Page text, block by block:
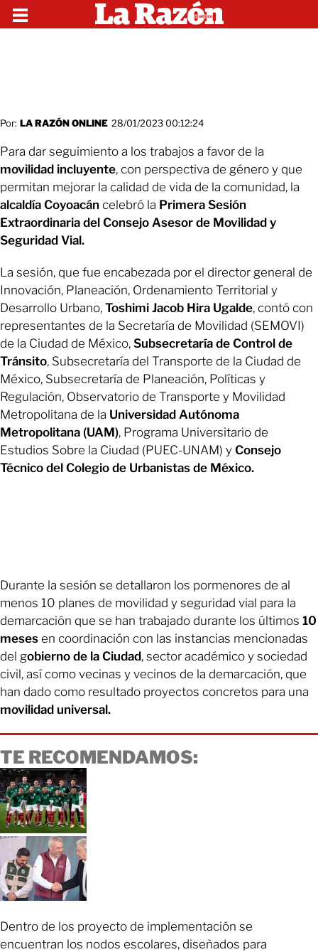
Por: LA RAZÓN ONLINE 28/01/2023 00:12:24
Para dar seguimiento a los trabajos a favor de la
movilidad incluyente, con perspectiva de género y que
permitan mejorar la calidad de vida de la comunidad, la
alcaldía Coyoacán celebró la Primera Sesión
Extraordinaria del Consejo Asesor de Movilidad y
Seguridad Vial.
La sesión, que fue encabezada por el director general de
Innovación, Planeación, Ordenamiento Territorial y
Desarrollo Urbano, Toshimi Jacob Hira Ugalde, contó con
representantes de la Secretaría de Movilidad (SEMOVI)
de la Ciudad de México, Subsecretaría de Control de
Tránsito, Subsecretaría del Transporte de la Ciudad de
México, Subsecretaría de Planeación, Políticas y
Regulación, Observatorio de Transporte y Movilidad
Metropolitana de la Universidad Autónoma
Metropolitana (UAM), Programa Universitario de
Estudios Sobre la Ciudad (PUEC-UNAM) y Consejo
Técnico del Colegio de Urbanistas de México.
Durante la sesión se detallaron los pormenores de al
menos 10 planes de movilidad y seguridad vial para la
demarcación que se han trabajado durante los últimos 10
meses en coordinación con las instancias mencionadas
del gobierno de la Ciudad, sector académico y sociedad
civil, así como vecinas y vecinos de la demarcación, que
han dado como resultado proyectos concretos para una
movilidad universal.
TE RECOMENDAMOS:
Dentro de los proyecto de implementación se
encuentran los nodos escolares, diseñados para